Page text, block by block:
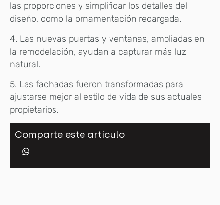
las proporciones y simplificar los detalles del
diseño, como la ornamentación recargada.
4. Las nuevas puertas y ventanas, ampliadas en
la remodelación, ayudan a capturar más luz
natural.
5. Las fachadas fueron transformadas para
ajustarse mejor al estilo de vida de sus actuales
propietarios.
Comparte este artículo